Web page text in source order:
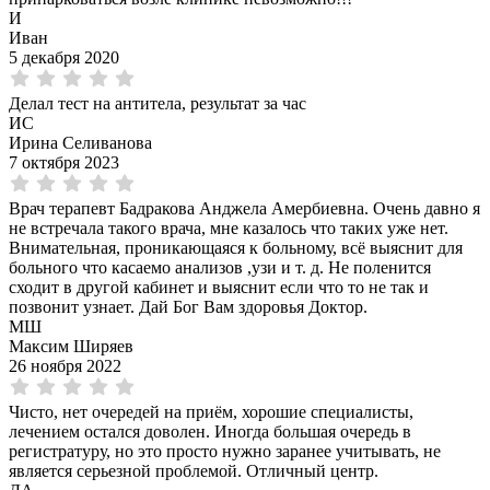
И
Иван
5 декабря 2020
Делал тест на антитела, результат за час
ИС
Ирина Селиванова
7 октября 2023
Врач терапевт Бадракова Анджела Амербиевна. Очень давно я
не встречала такого врача, мне казалось что таких уже нет.
Внимательная, проникающаяся к больному, всё выяснит для
больного что касаемо анализов ,узи и т. д. Не поленится
сходит в другой кабинет и выяснит если что то не так и
позвонит узнает. Дай Бог Вам здоровья Доктор.
МШ
Максим Ширяев
26 ноября 2022
Чисто, нет очередей на приём, хорошие специалисты,
лечением остался доволен. Иногда большая очередь в
регистратуру, но это просто нужно заранее учитывать, не
является серьезной проблемой. Отличный центр.